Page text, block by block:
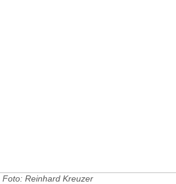
Reinhard Kreuzer